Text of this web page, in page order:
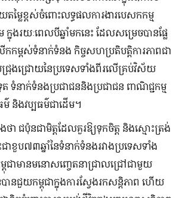
តម្លៃខ្ពស់ចំពោះលទ្ធផលការងារបេសកកម្ម
នុងរយៈពេលបីឆ្នាំមកនេះ ដែលសម្រេចបានផ្លែ
លើកកម្ពស់ទំនាក់ទំនង កិច្ចសហប្រតិបត្តិការភាពជា
ជ្រុងជ្រោយនៃប្រទេសទាំងពីរលើគ្រប់វិស័យ
ទំនាក់ទំនងប្រជាជននិងប្រជាជន ពាណិជ្ជកម្ម
និងវប្បធម៌ជាដើម។
ា ជប៉ុនជាមិត្តដែលគួរឱ្យទុកចិត្ត និងស្មោះត្រង់
ជាខួប៧៣ឆ្នាំនៃទំនាក់ទំនងរវាងប្រទេសទាំង
ពុជាមានមនោសញ្ចេតនាជ្រាលជ្រៅជាមួយ
នជួយកម្ពុជាក្នុងការស្វែងរកសន្តិភាព ហើយ